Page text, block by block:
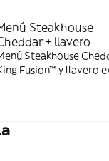
Steakhouse
+ llavero
Steakhouse
Fusion™ y llavero